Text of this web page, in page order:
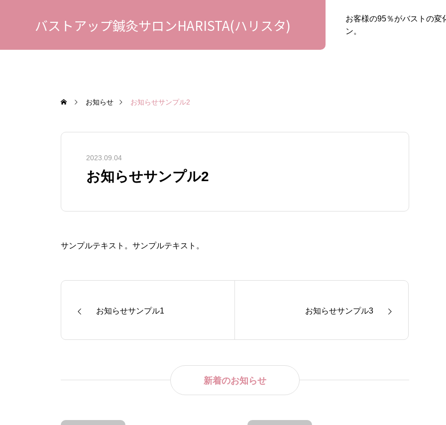
バストアップ鍼灸サロンHARISTA(ハリスタ)
お客様の95％がバストの変
ン。
お知らせ お知らせサンプル2
2023.09.04
お知らせサンプル2
サンプルテキスト。サンプルテキスト。
お知らせサンプル1 お知らせサンプル3
新着のお知らせ